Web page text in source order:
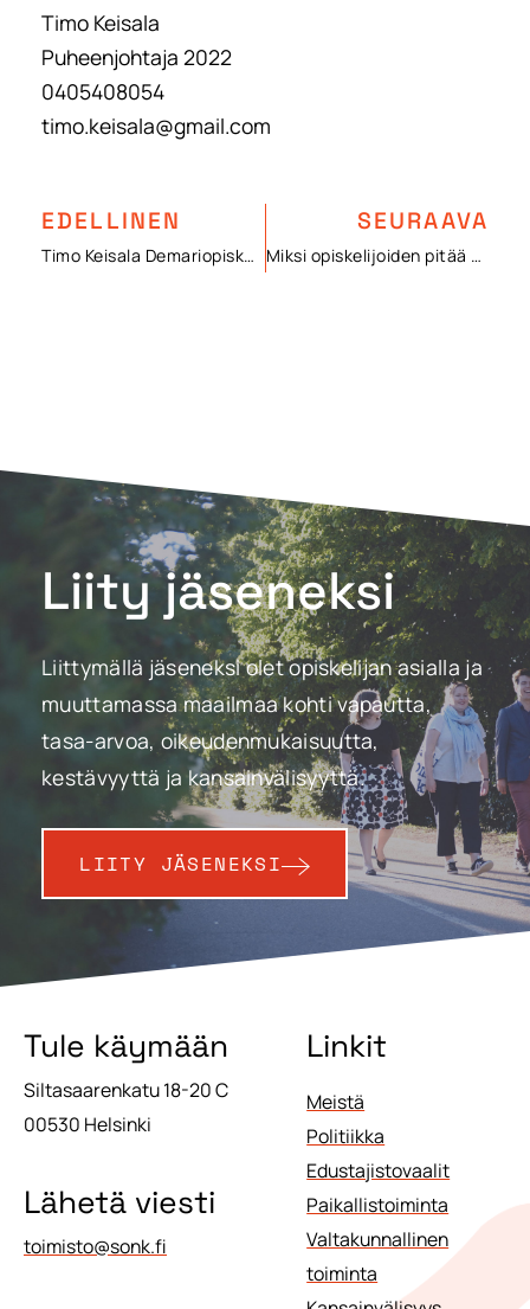
Timo Keisala
Puheenjohtaja 2022
0405408054
timo.keisala@gmail.com
EDELLINEN
Timo Keisala Demariopiskelijoiden puheenjohtajaksi.
SEURAAVA
Miksi opiskelijoiden pitää välittää aluevaaleista?
Liity jäseneksi
Liittymällä jäseneksi olet opiskelijan asialla ja
muuttamassa maailmaa kohti vapautta,
tasa-arvoa, oikeudenmukaisuutta,
kestävyyttä ja kansainvälisyyttä.
LIITY JÄSENEKSI
Tule käymään
Siltasaarenkatu 18-20 C
00530 Helsinki
Lähetä viesti
toimisto@sonk.fi
Linkit
Meistä
Politiikka
Edustajistovaalit
Paikallistoiminta
Valtakunnallinen
toiminta